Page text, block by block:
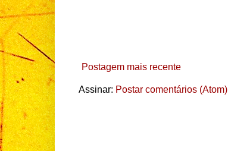
Postagem mais recente
Assinar: Postar comentários (Atom)